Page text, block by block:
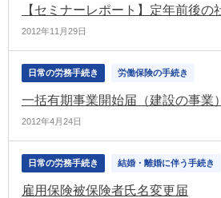
2012年11月29日
日常の労務手続き 労働保険の手続き
一括有期事業開始届（建設の事業）
2012年4月24日
日常の労務手続き 結婚・離婚に伴う手続き
雇用保険被保険者氏名変更届